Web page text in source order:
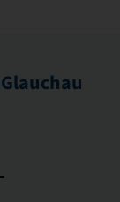
Glauchau